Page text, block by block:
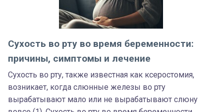
Сухость во рту во время беременности:
причины, симптомы и лечение
Сухость во рту, также известная как ксеростомия,
возникает, когда слюнные железы во рту
вырабатывают мало или не вырабатывают слюну